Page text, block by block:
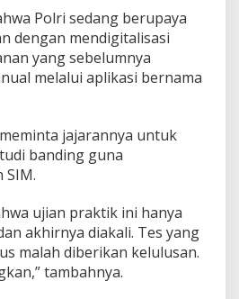
Polri sedang berupaya
dengan mendigitalisasi
yang sebelumnya
melalui aplikasi bernama
jajarannya untuk
banding guna
SIM.
ujian praktik ini hanya
akhirnya diakali. Tes yang
malah diberikan kelulusan.
tambahnya.